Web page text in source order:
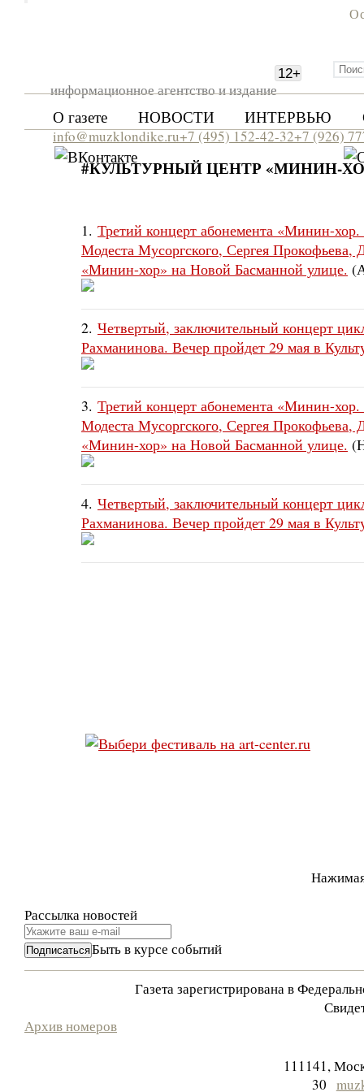
информационное агентство и издание
12+
О газете НОВОСТИ ИНТЕРВЬЮ
info@muzklondike.ru+7 (495) 152-42-32+7 (926)
#КУЛЬТУРНЫЙ ЦЕНТР «МИНИН-
1. Третий концерт абонемента «Минин-
Модеста Мусоргского, Сергея
«Минин-хор» на Новой Басманной улице.
2. Четвертый, заключительный концерт
Рахманинова. Вечер пройдет 29 мая в
3. Третий концерт абонемента «Минин-
Модеста Мусоргского, Сергея
«Минин-хор» на Новой Басманной улице.
4. Четвертый, заключительный концерт
Рахманинова. Вечер пройдет 29 мая в
Рассылка новостей
Быть в курсе событий
Газета зарегистрирована в
Архив номеров
111141,
30